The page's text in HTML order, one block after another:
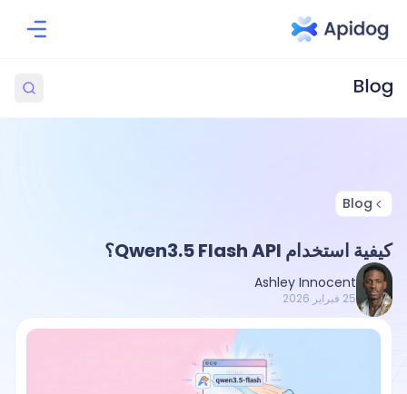
Blog
كيفية استخدام Qwen3.5 Flash API؟
Ashley Innocent
25 فبراير 2026